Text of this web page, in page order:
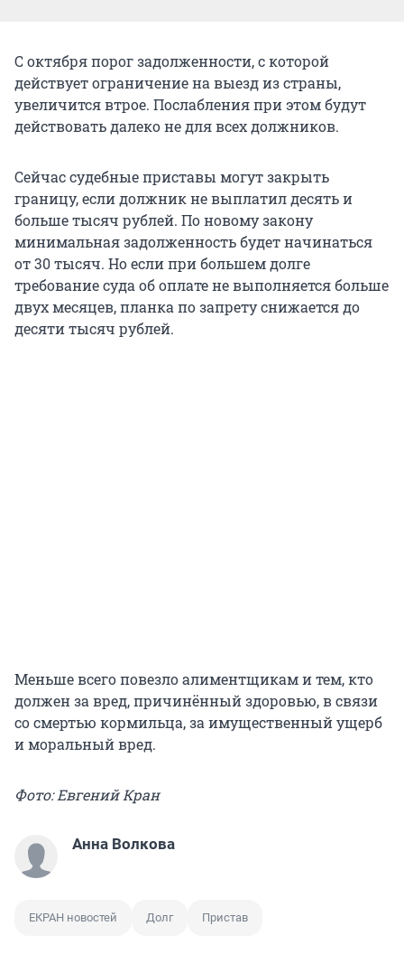
С октября порог задолженности, с которой
действует ограничение на выезд из страны,
увеличится втрое. Послабления при этом будут
действовать далеко не для всех должников.
Сейчас судебные приставы могут закрыть
границу, если должник не выплатил десять и
больше тысяч рублей. По новому закону
минимальная задолженность будет начинаться
от 30 тысяч. Но если при большем долге
требование суда об оплате не выполняется больше
двух месяцев, планка по запрету снижается до
десяти тысяч рублей.
Меньше всего повезло алиментщикам и тем, кто
должен за вред, причинённый здоровью, в связи
со смертью кормильца, за имущественный ущерб
и моральный вред.
Фото: Евгений Кран
Анна Волкова
ЕКРАН новостей Долг Пристав